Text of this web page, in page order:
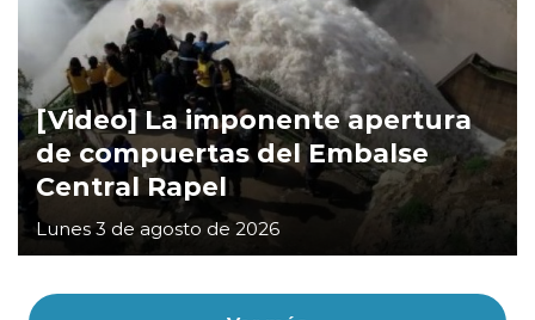
[Video] La imponente apertura
de compuertas del Embalse
Central Rapel
Lunes 3 de agosto de 2026